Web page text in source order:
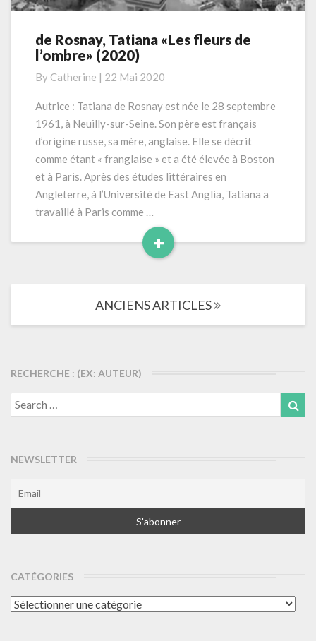
de
Rosnay,
«Les
fleurs
l’ombre»
(2020)
de Rosnay, Tatiana «Les fleurs de
l’ombre» (2020)
By Catherine | 22 Mai 2020
Autrice : Tatiana de Rosnay est née le 28 septembre
1961, à Neuilly-sur-Seine. Son père est français
d’origine russe, sa mère, anglaise. Elle se décrit
comme étant « franglaise » et a été élevée à Boston
et à Paris. Après des études littéraires en
Angleterre, à l’Université de East Anglia, Tatiana a
travaillé à Paris comme …
+
Read
les
ANCIENS ARTICLES
RECHERCHE : (EX: AUTEUR)
Search
for:
NEWSLETTER
CATÉGORIES
Catégories